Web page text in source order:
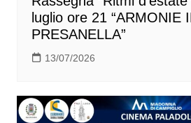
luglio ore 21 “ARMONIE
PRESANELLA”
13/07/2026